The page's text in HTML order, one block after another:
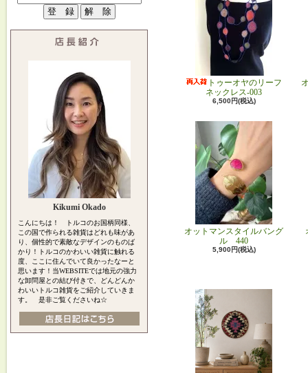
Kikumi Okado
こんにちは！ トルコのお国柄同様、
この国で作られる雑貨はどれも味があ
り、個性的で素敵なデザインのものば
かり！トルコのかわいい雑貨に触れる
度、ここに住んでいて良かったなーと
思います！当WEBSITEでは地元の強力
な卸問屋との結び付きで、どんどんか
わいいトルコ雑貨をご紹介していきま
す。 是非ご覧くださいね☆
トゥーオヤのリーフ
ネックレス-003
6,500円(税込)
オットマンスタイルバング
ル 440
5,900円(税込)